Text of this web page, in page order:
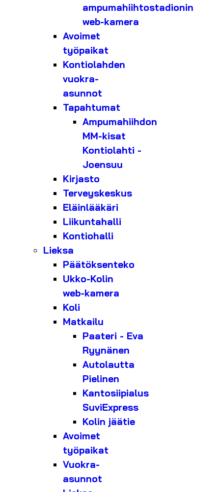
ampumahiihtostadionin
web-kamera
Avoimet
työpaikat
Kontiolahden
vuokra-
asunnot
Tapahtumat
Ampumahiihdon
MM-kisat
Kontiolahti -
Joensuu
Kirjasto
Terveyskeskus
Eläinlääkäri
Liikuntahalli
Kontiohalli
Lieksa
Päätöksenteko
Ukko-Kolin
web-kamera
Koli
Matkailu
Paateri - Eva
Ryynänen
Autolautta
Pielinen
Kantosiipialus
SuviExpress
Kolin jäätie
Avoimet
työpaikat
Vuokra-
asunnot